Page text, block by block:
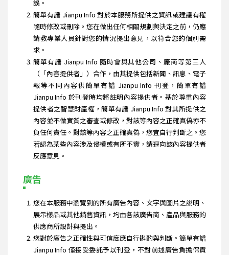
誤。
簡單有譜 Jianpu Info 對於本服務所提供之資訊或建議有權
隨時修改或刪除。您在做出任何相關規劃與決定之前，仍應
請教專業人員針對您的情況提出意見，以符合您的個別需
求。
簡單有譜 Jianpu Info 隨時會與其他公司、廠商等第三人
（「內容提供者」）合作，由其提供包括新聞、訊息、電子
報等不同內容供簡單有譜 Jianpu Info 刊登，簡單有譜
Jianpu Info 於刊登時均將註明內容提供者。基於尊重內容
提供者之智慧財產權，簡單有譜 Jianpu Info 對其所提供之
內容並不做實質之審查或修改，對該等內容之正確真偽亦不
負任何責任。對該等內容之正確真偽，您宜自行判斷之。您
若認為某些內容涉及侵權或有所不實，請逕向該內容提供者
反應意見。
廣告
您在本服務中瀏覽到的所有廣告內容、文字與圖片之說明、
展示樣品或其他銷售資訊，均由各該廣告商、產品與服務的
供應商所設計與提出。
您對於廣告之正確性與可信度應自行斟酌與判斷。簡單有譜
Jianpu Info 僅接受委託予以刊登，不對前述廣告負擔保責